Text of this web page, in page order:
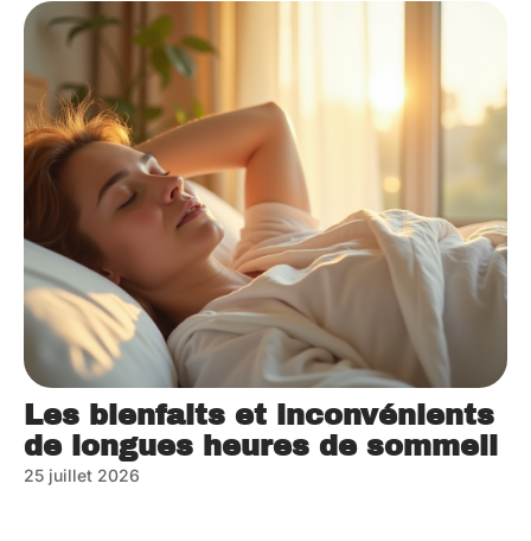
Les bienfaits et inconvénients
de longues heures de sommeil
25 juillet 2026